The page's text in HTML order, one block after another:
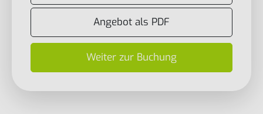
Angebot als PDF
Weiter zur Buchung